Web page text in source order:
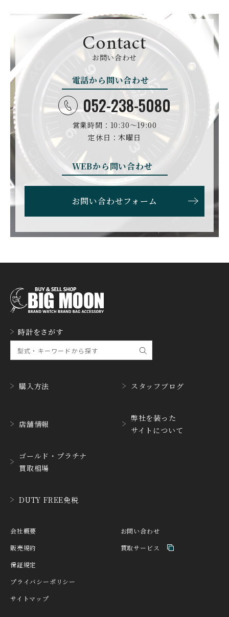
CYRUS CZAPEK
チャペック
D. DORNBLÜTH&SOH
N
D.ドルンブルート＆ゾー
DAMASKO
DANIEL ROTH
ダニエル・ロート
DAVOSA
ダボサ
DUBEY&SCHALDENBR
ダービー&シャルデンブラ
E.C.W
ヨーロピアン・カンパニ
ー・ウォッチ
EBERHARD
エベラール
EDOX
エドックス
F.P.ジュルヌ
ファーブル・ルーバ フォルティス
FRANCK MULLER NT
GERALD GENTA
ジェラルド・ジェンタ
GLASHUTTE ORIGINA
L
グラスヒュッテ・オリジ
ナル
グッチ
HARRY WINSTON
HEINRICH-GEISEN
ハインリッヒ ガイセン
HORAE
IKEPOD INCIPIO
JAEGER LE COULTRE
ジャガー・ルクルト
Contact
お問い合わせ
電話から問い合わせ
052-238-5080
営業時間：10:30〜19:00
定休日：木曜日
WEBから問い合わせ
お問い合わせフォーム
時計をさがす
購入方法
店舗情報
ゴールド・プラチナ
買取相場
DUTY FREE免税
スタッフブログ
弊社を装った
サイトについて
会社概要
販売規約
保証規定
プライバシーポリシー
サイトマップ
お問い合わせ
買取サービス